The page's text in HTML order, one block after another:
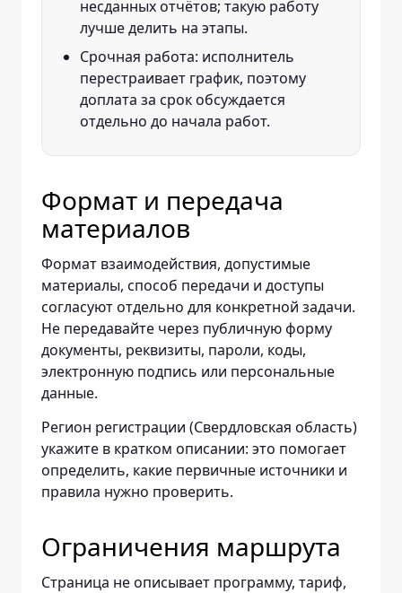
несданных отчётов; такую работу
лучше делить на этапы.
Срочная работа: исполнитель
перестраивает график, поэтому
доплата за срок обсуждается
отдельно до начала работ.
Формат и передача
материалов
Формат взаимодействия, допустимые
материалы, способ передачи и доступы
согласуют отдельно для конкретной задачи.
Не передавайте через публичную форму
документы, реквизиты, пароли, коды,
электронную подпись или персональные
данные.
Регион регистрации (Свердловская область)
укажите в кратком описании: это помогает
определить, какие первичные источники и
правила нужно проверить.
Ограничения маршрута
Страница не описывает программу, тариф,